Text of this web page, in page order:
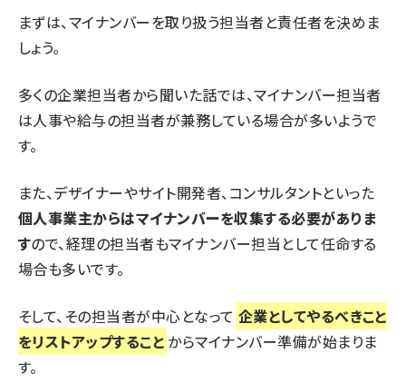
まずは、マイナンバーを取り扱う担当者と責任者を決めま
しょう。
多くの企業担当者から聞いた話では、マイナンバー担当者
は人事や給与の担当者が兼務している場合が多いようで
す。
また、デザイナーやサイト開発者、コンサルタントといった
個人事業主からはマイナンバーを収集する必要がありま
すので、経理の担当者もマイナンバー担当として任命する
場合も多いです。
そして、その担当者が中心となって 企業としてやるべきこと
をリストアップすること からマイナンバー準備が始まりま
す。